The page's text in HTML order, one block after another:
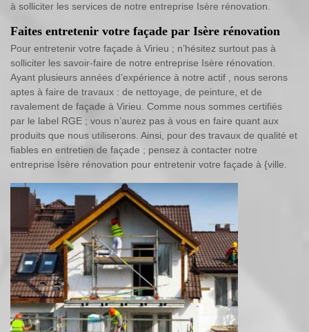
à solliciter les services de notre entreprise Isère rénovation.
Faites entretenir votre façade par Isère rénovation
Pour entretenir votre façade à Virieu ; n’hésitez surtout pas à
solliciter les savoir-faire de notre entreprise Isère rénovation.
Ayant plusieurs années d’expérience à notre actif , nous serons
aptes à faire de travaux : de nettoyage, de peinture, et de
ravalement de façade à Virieu. Comme nous sommes certifiés
par le label RGE ; vous n’aurez pas à vous en faire quant aux
produits que nous utiliserons. Ainsi, pour des travaux de qualité et
fiables en entretien de façade ; pensez à contacter notre
entreprise Isère rénovation pour entretenir votre façade à {ville.